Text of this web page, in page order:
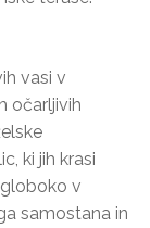
vasi v
očarljivih
ki jih krasi
v
samostana in